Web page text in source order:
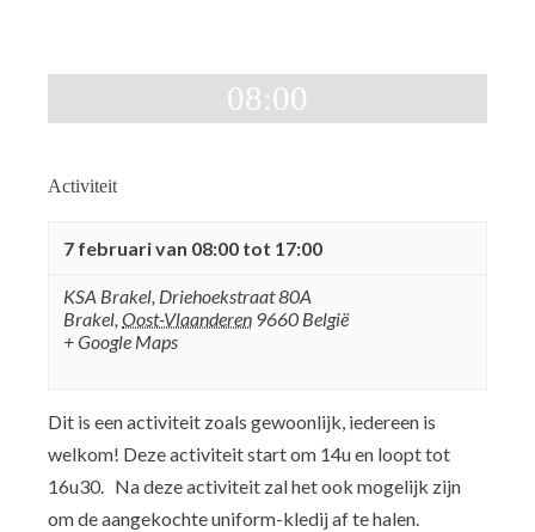
08:00
Activiteit
7 februari van 08:00 tot 17:00
KSA Brakel, Driehoekstraat 80A
Brakel, Oost-Vlaanderen 9660 België
+ Google Maps
Dit is een activiteit zoals gewoonlijk, iedereen is
welkom! Deze activiteit start om 14u en loopt tot
16u30. Na deze activiteit zal het ook mogelijk zijn
om de aangekochte uniform-kledij af te halen.